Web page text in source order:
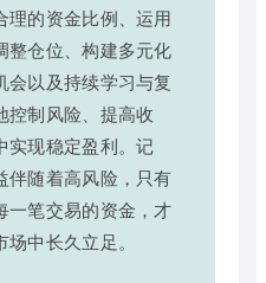
理的资金比例、运用
整仓位、构建多元化
以及持续学习与复
控制风险、提高收
实现稳定盈利。记
伴随着高风险，只有
一笔交易的资金，才
中长久立足。